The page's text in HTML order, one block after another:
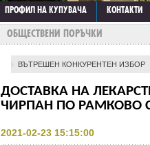
ПРОФИЛ НА КУПУВАЧА КОНТАКТИ
ОБЩЕСТВЕНИ ПОРЪЧКИ
ВЪТРЕШЕН КОНКУРЕНТЕН ИЗБОР
ДОСТАВКА НА
ЧИРПАН ПО РАМКОВО
2021-02-23 15:15:00